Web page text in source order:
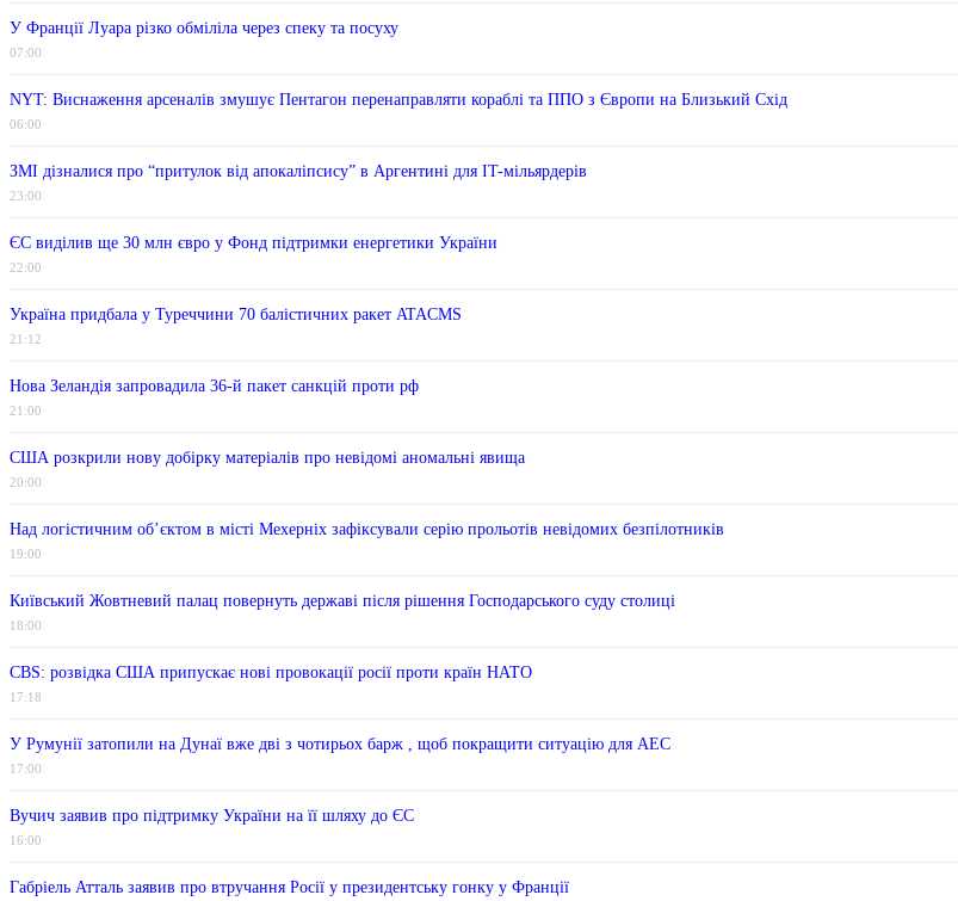
У Франції Луара різко обміліла через спеку та посуху
07:00
NYT: Виснаження арсеналів змушує Пентагон перенаправляти кораблі та ППО з Європи на Близький Схід
06:00
ЗМІ дізналися про “притулок від апокаліпсису” в Аргентині для IT-мільярдерів
23:00
ЄС виділив ще 30 млн євро у Фонд підтримки енергетики України
22:00
Україна придбала у Туреччини 70 балістичних ракет ATACMS
21:12
Нова Зеландія запровадила 36-й пакет санкцій проти рф
21:00
США розкрили нову добірку матеріалів про невідомі аномальні явища
20:00
Над логістичним об’єктом в місті Мехерніх зафіксували серію прольотів невідомих безпілотників
19:00
Київський Жовтневий палац повернуть державі після рішення Господарського суду столиці
18:00
CBS: розвідка США припускає нові провокації росії проти країн НАТО
17:18
У Румунії затопили на Дунаї вже дві з чотирьох барж , щоб покращити ситуацію для АЕС
17:00
Вучич заявив про підтримку України на її шляху до ЄС
16:00
Габріель Атталь заявив про втручання Росії у президентську гонку у Франції